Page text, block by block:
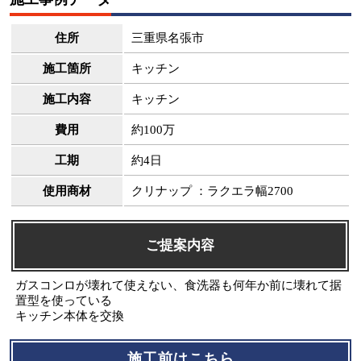
住所 三重県名張市
施工箇所 キッチン
施工内容 キッチン
費用 約100万
工期 約4日
使用商材 クリナップ ：ラクエラ幅2700
ご提案内容
ガスコンロが壊れて使えない、食洗器も何年か前に壊れて据
置型を使っている
キッチン本体を交換